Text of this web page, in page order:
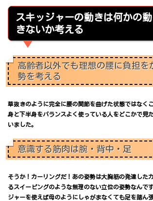
スキッジャーの動きは何かの
きないか考える
高齢者以外でも理想の腰に負担を
勢を考える
草抜きのように完全に腰の関節を曲げた状態ではなく
身と下半身をバランスよく使っている人をどこかで見
いました。
意識する筋肉は腕・背中・足
そうか！カーリングだ！あの姿勢は大胸筋の発達した
るスイーピングのような無理のない立位の姿勢なんで
ジャーを使えば母のようにしゃがまなくても足を踏ん